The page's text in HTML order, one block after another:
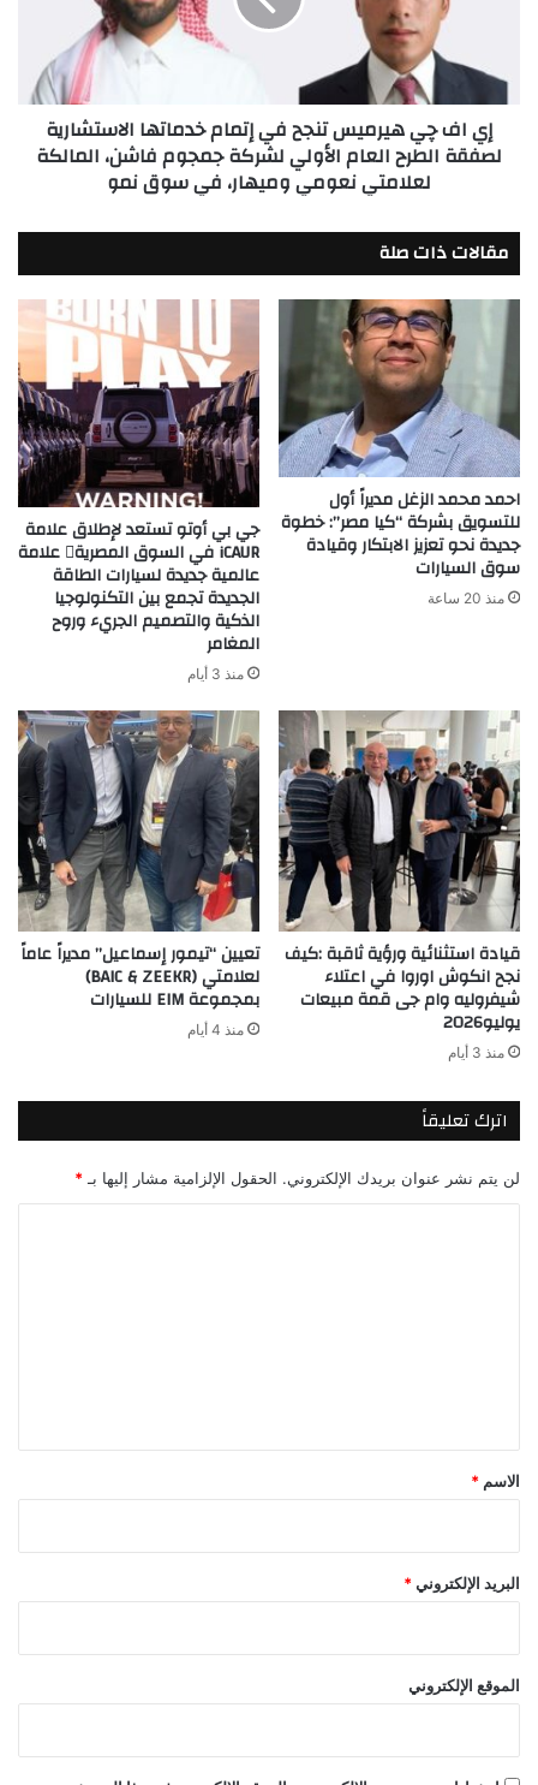
خدماتها
الاستشارية
لصفقة
الطرح
جمجوم
فاشن،
المالكة
سوق
نمو
إي اف چي هيرميس تنجح في إتمام خدماتها الاستشارية
لصفقة الطرح العام الأولي لشركة جمجوم فاشن، المالكة
لعلامتي نعومي وميهار، في سوق نمو
مقالات ذات صلة
احمد محمد الزغل مديراً أول
للتسويق بشركة “كيا مصر”: خطوة
جديدة نحو تعزيز الابتكار وقيادة
سوق السيارات
منذ 20 ساعة
جي بي أوتو تستعد لإطلاق علامة
iCAUR في السوق المصرية علامة
عالمية جديدة لسيارات الطاقة
الجديدة تجمع بين التكنولوجيا
الذكية والتصميم الجريء وروح
المغامر
منذ 3 أيام
قيادة استثنائية ورؤية ثاقبة :كيف
نجح انكوش اوروا في اعتلاء
شيفروليه وام جى قمة مبيعات
يوليو2026
منذ 3 أيام
تعيين “تيمور إسماعيل” مديراً عاماً
لعلامتي (BAIC & ZEEKR)
بمجموعة EIM للسيارات
منذ 4 أيام
اترك تعليقاً
لن يتم نشر عنوان بريدك الإلكتروني. الحقول الإلزامية مشار إليها بـ *
*
الاسم *
البريد الإلكتروني *
الموقع الإلكتروني